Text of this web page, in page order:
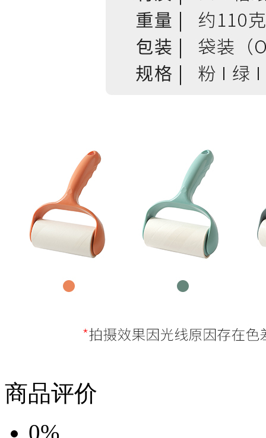
商品评价
0%